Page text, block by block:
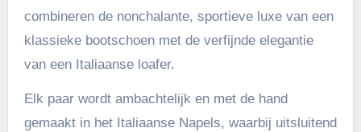
combineren de nonchalante, sportieve luxe van een
klassieke bootschoen met de verfijnde elegantie
van een Italiaanse loafer.
Elk paar wordt ambachtelijk en met de hand
gemaakt in het Italiaanse Napels, waarbij uitsluitend